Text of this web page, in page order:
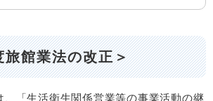
旅館業法の改正＞
「生活衛生関係営業等の事業活動の継